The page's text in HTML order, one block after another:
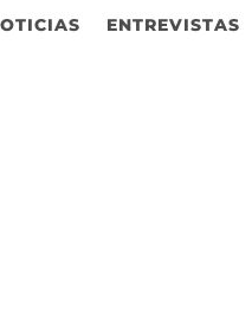
ENTREVISTAS